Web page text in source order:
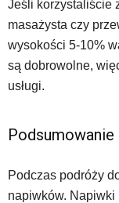
Jeśli korzystaliście
masażysta czy
wysokości 5-10%
są dobrowolne,
usługi.
Podsumowanie
Podczas podróży
napiwków.